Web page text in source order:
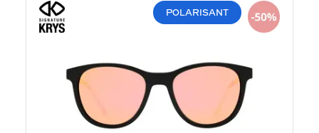
POLARISANT